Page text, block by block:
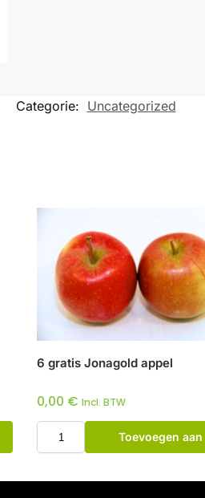
Categorie: Uncategorized
6 gratis Jonagold appel
0,00 € Incl. BTW
Toevoegen aan